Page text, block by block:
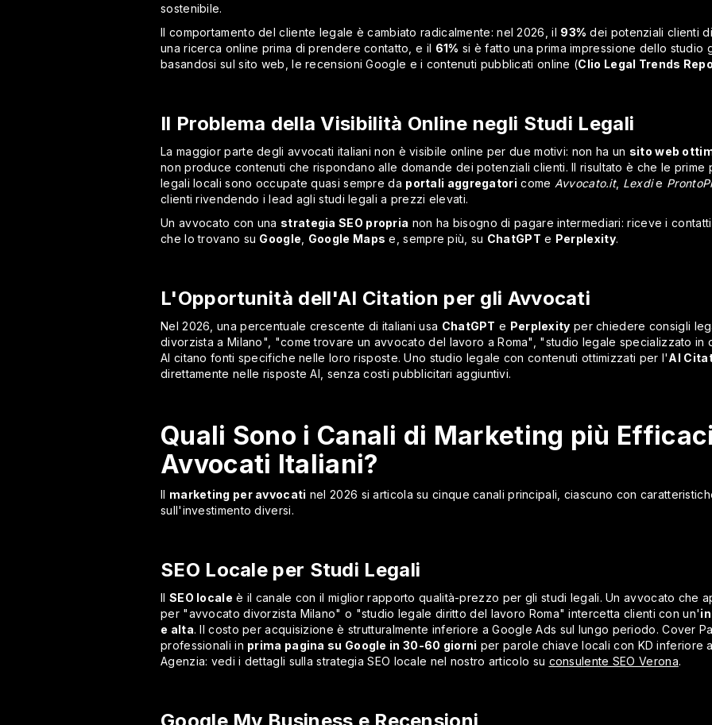
sostenibile.
Il comportamento del cliente legale è cambiato radicalmente: nel 2026, il 93% dei potenziali clienti
una ricerca online prima di prendere contatto, e il 61% si è fatto una prima impressione dello studio
basandosi sul sito web, le recensioni Google e i contenuti pubblicati online (Clio Legal Trends
Il Problema della Visibilità Online negli Studi Legali
La maggior parte degli avvocati italiani non è visibile online per due motivi: non ha un sito web
non produce contenuti che rispondano alle domande dei potenziali clienti. Il risultato è che le
legali locali sono occupate quasi sempre da portali aggregatori come Avvocato.it, Lexdie
clienti rivendendo i lead agli studi legali a prezzi elevati.
Un avvocato con una strategia SEO propria non ha bisogno di pagare intermediari: riceve i
che lo trovano su Google Google Maps e, sempre più, su ChatGPT e Perplexity.
L'Opportunità dell'AI Citation per gli Avvocati
Nel 2026, una percentuale crescente di italiani usa ChatGPT e Perplexity per chiedere consigli
divorzista a Milano", "come trovare un avvocato del lavoro a Roma", "studio legale specializzato in
AI citano fonti specifiche nelle loro risposte. Uno studio legale con contenuti ottimizzati per l'AI
direttamente nelle risposte AI, senza costi pubblicitari aggiuntivi.
Quali Sono i Canali di Marketing più
Avvocati Italiani?
Il marketing per avvocati nel 2026 si articola su cinque canali principali, ciascuno con
sull'investimento diversi.
SEO Locale per Studi Legali
Il SEO locale è il canale con il miglior rapporto qualità-prezzo per gli studi legali. Un avvocato che
per "avvocato divorzista Milano" o "studio legale diritto del lavoro Roma" intercetta clienti con un'
e alta. Il costo per acquisizione è strutturalmente inferiore a Google Ads sul lungo periodo. Cover
professionali in prima pagina su Google in 30-60 giorni per parole chiave locali con KD inferiore
Agenzia: vedi i dettagli sulla strategia SEO locale nel nostro articolo su consulente SEO Verona.